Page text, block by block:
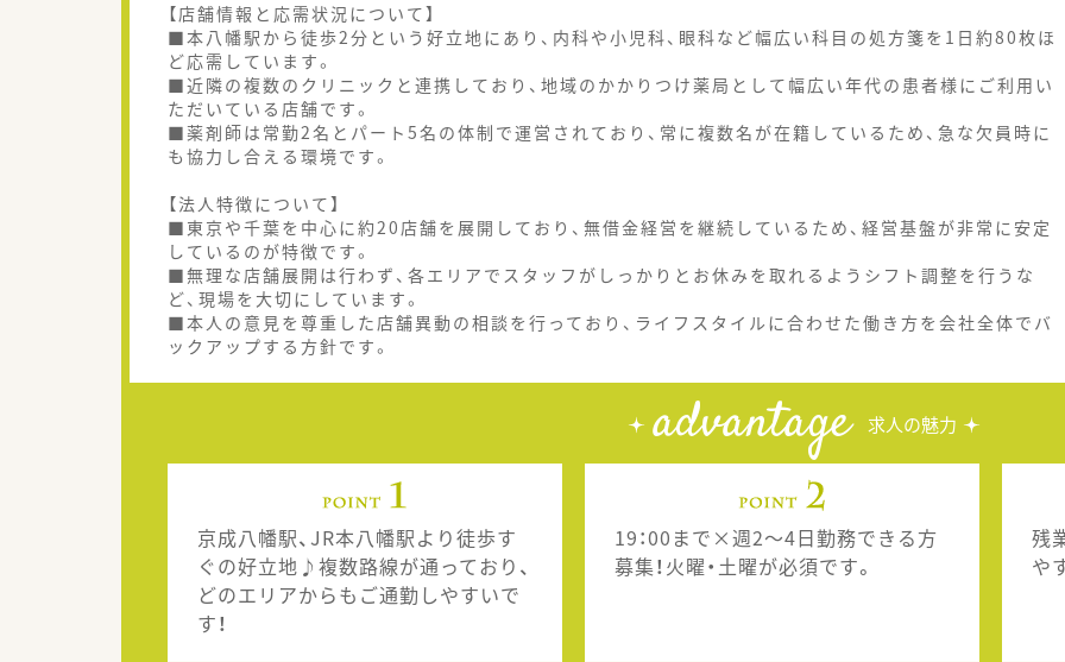
【店舗情報と応需状況について】
■本八幡駅から徒歩2分という好立地にあり、内科や小児科、眼科など幅広い科目の処方箋を1日約80枚ほ
ど応需しています。
■近隣の複数のクリニックと連携しており、地域のかかりつけ薬局として幅広い年代の患者様にご利用い
ただいている店舗です。
■薬剤師は常勤2名とパート5名の体制で運営されており、常に複数名が在籍しているため、急な欠員時に
も協力し合える環境です。
【法人特徴について】
■東京や千葉を中心に約20店舗を展開しており、無借金経営を継続しているため、経営基盤が非常に安定
しているのが特徴です。
■無理な店舗展開は行わず、各エリアでスタッフがしっかりとお休みを取れるようシフト調整を行うな
ど、現場を大切にしています。
■本人の意見を尊重した店舗異動の相談を行っており、ライフスタイルに合わせた働き方を会社全体でバ
ックアップする方針です。
advantage 求人の魅力
京成八幡駅、JR本八幡駅より徒歩す
ぐの好立地♪複数路線が通っており、
どのエリアからもご通勤しやすいで
す！
19：00まで×週2～4日勤務できる方
募集！火曜・土曜が必須です。
残
や